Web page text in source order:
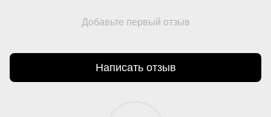
Добавьте первый отзыв
Написать отзыв